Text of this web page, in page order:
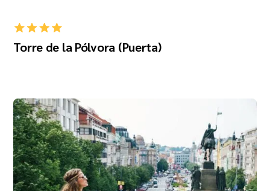
Torre de la Pólvora (Puerta)